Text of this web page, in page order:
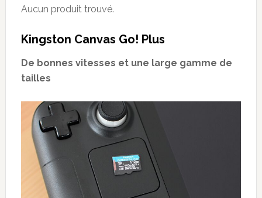
Aucun produit trouvé.
Kingston Canvas Go! Plus
De bonnes vitesses et une large gamme de
tailles